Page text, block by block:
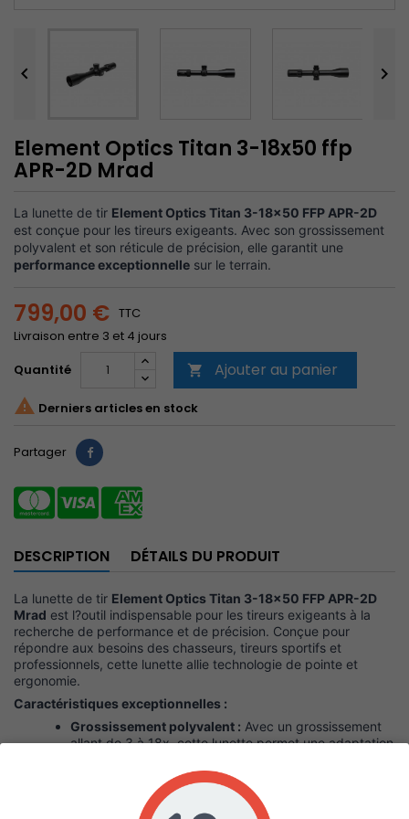
 
Element Optics Titan 3-18x50 ffp
APR-2D Mrad
La lunette de tir Element Optics Titan 3-18x50 FFP APR-2D
est conçue pour les tireurs exigeants. Avec son grossissement
polyvalent et son réticule de précision, elle garantit une
performance exceptionnelle sur le terrain.
799,00 € TTC
Livraison entre 3 et 4 jours
Quantité
 Ajouter au panier
 Derniers articles en stock
Partager
DESCRIPTION DÉTAILS DU PRODUIT
La lunette de tir Element Optics Titan 3-18x50 FFP APR-2D
Mrad est l?outil indispensable pour les tireurs exigeants à la
recherche de performance et de précision. Conçue pour
répondre aux besoins des chasseurs, tireurs sportifs et
professionnels, cette lunette allie technologie de pointe et
ergonomie.
Caractéristiques exceptionnelles :
Grossissement polyvalent : Avec un grossissement
allant de 3 à 18x, cette lunette permet une adaptation
flexibilité inégalée sur le terrain. Que vous soyez en
pleine forêt ou sur un champ de tir, vous pourrez
ajuster votre vue en un clin d??il.